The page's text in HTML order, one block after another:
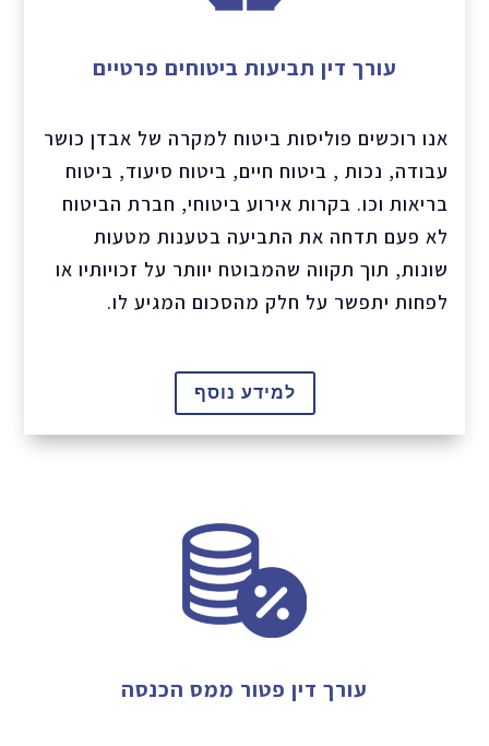
עורך דין תביעות ביטוחים פרטיים
אנו רוכשים פוליסות ביטוח למקרה של אבדן כושר
עבודה, נכות , ביטוח חיים, ביטוח סיעוד, ביטוח
בריאות וכו. בקרות אירוע ביטוחי, חברת הביטוח
לא פעם תדחה את התביעה בטענות מטעות
שונות, תוך תקווה שהמבוטח יוותר על זכויותיו או
לפחות יתפשר על חלק מהסכום המגיע לו.
למידע נוסף
עורך דין פטור ממס הכנסה